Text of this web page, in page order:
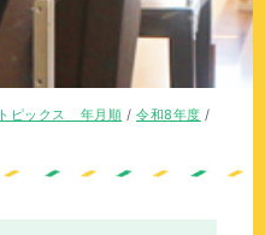
トピックス 年月順 / 令和8年度 /